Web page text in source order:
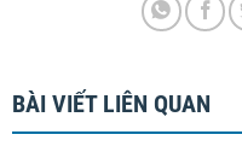
BÀI VIẾT LIÊN QUAN